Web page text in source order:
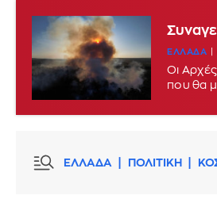
ΕΛΛΑΔΑ
Οι
που θα
ΕΛΛΑΔΑ ΠΟΛΙΤΙΚΗ